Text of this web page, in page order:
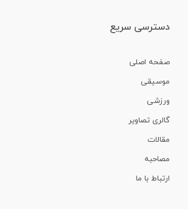
دسترسی سریع
صفحه اصلی
موسیقی
ورزشی
گالری تصاویر
مقالات
مصاحبه
ارتباط با ما